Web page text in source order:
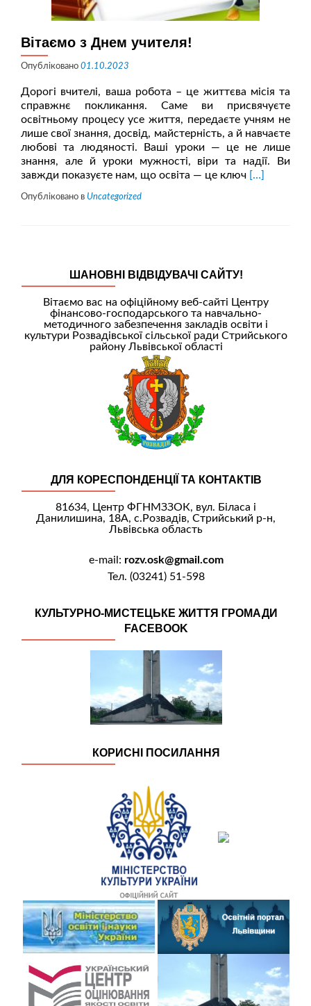
Вітаємо з Днем учителя!
Опубліковано 01.10.2023
Дорогі вчителі, ваша робота – це життєва місія та
справжнє покликання. Саме ви присвячуєте
освітньому процесу усе життя, передаєте учням не
лише свої знання, досвід, майстерність, а й навчаєте
любові та людяності. Ваші уроки — це не лише
знання, але й уроки мужності, віри та надії. Ви
завжди показуєте нам, що освіта — це ключ Читати
[…]
Опубліковано в Uncategorized
ШАНОВНІ ВІДВІДУВАЧІ САЙТУ!
Вітаємо вас на офіційному веб-сайті Центру
фінансово-господарського та навчально-
методичного забезпечення закладів освіти і
культури Розвадівської сільської ради Стрийського
району Львівської області
ДЛЯ КОРЕСПОНДЕНЦІЇ ТА КОНТАКТІВ
81634, Центр ФГНМЗЗОК, вул. Біласа і
Данилишина, 18А, с.Розвадів, Стрийський р-н,
Львівська область
e-mail: rozv.osk@gmail.com
Тел. (03241) 51-598
КУЛЬТУРНО-МИСТЕЦЬКЕ ЖИТТЯ ГРОМАДИ
FACEBOOK
КОРИСНІ ПОСИЛАННЯ